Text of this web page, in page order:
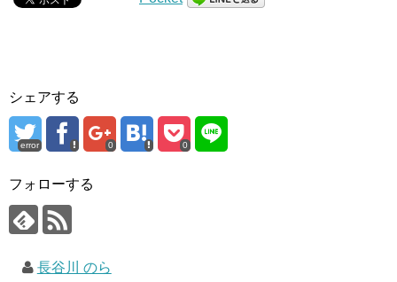
シェアする
error 0 0
フォローする
長谷川 のら